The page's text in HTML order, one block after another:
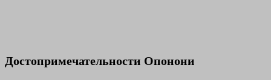
Достопримечательности Опонони